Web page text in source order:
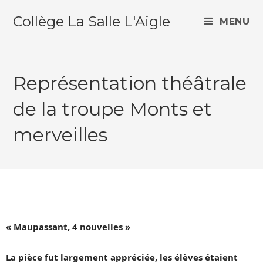
Collège La Salle L'Aigle MENU
Représentation théâtrale
de la troupe Monts et
merveilles
« Maupassant, 4 nouvelles »
La pièce fut largement appréciée, les élèves étaient